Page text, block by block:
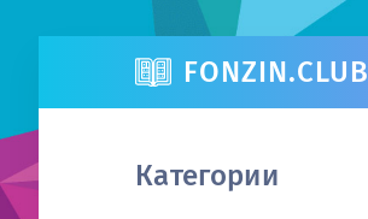
FONZIN.CLUB
Категории